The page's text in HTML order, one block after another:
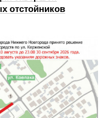
отстойников